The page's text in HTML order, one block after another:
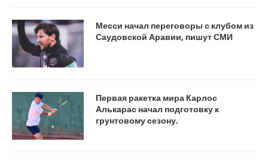
Месси начал переговоры с клубом из
Саудовской Аравии, пишут СМИ
Первая ракетка мира Карлос
Алькарас начал подготовку к
грунтовому сезону.